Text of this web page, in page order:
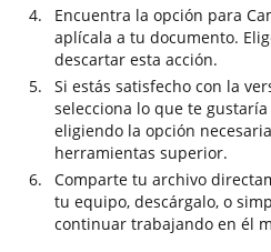
Encuentra la opción para
aplícala a tu documento.
descartar esta acción.
Si estás satisfecho con la
selecciona lo que te
eligiendo la opción
herramientas superior.
Comparte tu archivo
tu equipo, descárgalo, o
continuar trabajando en él